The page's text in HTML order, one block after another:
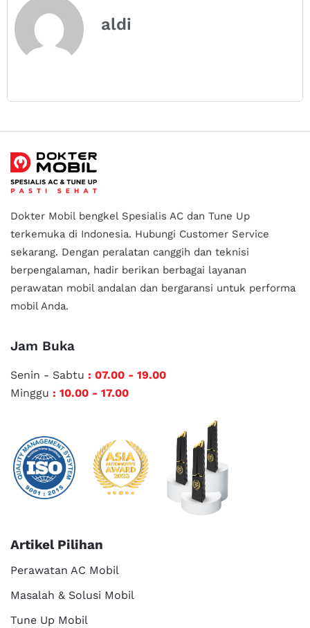
aldi
Dokter Mobil bengkel Spesialis AC dan Tune Up
terkemuka di Indonesia. Hubungi Customer Service
sekarang. Dengan peralatan canggih dan teknisi
berpengalaman, hadir berikan berbagai layanan
perawatan mobil andalan dan bergaransi untuk performa
mobil Anda.
Jam Buka
Senin - Sabtu : 07.00 - 19.00
Minggu : 10.00 - 17.00
Artikel Pilihan
Perawatan AC Mobil
Masalah & Solusi Mobil
Tune Up Mobil